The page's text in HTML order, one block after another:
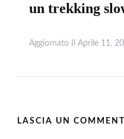
un trekking
Aggiornato Il Aprile 11,
LASCIA UN